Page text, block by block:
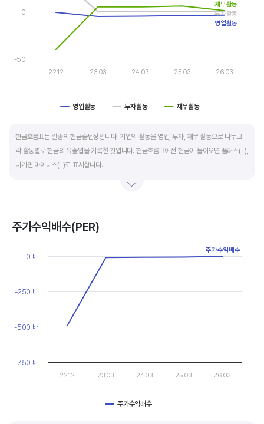
운전자본 회전일수는 매출채권 회전일수 + 재고자산 회전일수 - 매입채무 회전일수로
계산합니다. 매출채권 회전일수는 제품 판매 후 거래처로부터 현금으로 회수하는데 걸리는
일수를 말하며 낮을수록 좋습니다. 재고자산 회전일수는 원재료를 매입해 생산, 판매할
영업활동 투자활동 재무활동
22.12 23.03 24.03 25.03 26.03
-50
0
영업활동
투자활동
재무활동
현금흐름표는 일종의 현금출납장입니다. 기업의 활동을 영업, 투자, 재무 활동으로 나누고
각 활동별로 현금의 유출입을 기록한 것입니다. 현금흐름표에선 현금이 들어오면 플러스(+),
나가면 마이너스(-)로 표시합니다.
투자활동 현금흐름은 기업의 기계 및 공장증설이나 금융자산 거래에서 발생하는
현금유출입을 말합니다. 일반적으로 성장을 위한 투자 집행으로 현금이 유출되기 때문에
재무활동 현금흐름은 증자, 차입, 배당을 통해 발생하는 현금유출입을 뜻합니다.
영업활동으로 충분한 현금을 벌고 있는 기업은 금융기관의 차입금을 갚고, 배당을 지급하는
등 현금이 유출되기 때문에 마이너스(-)를 기록합니다.
현금흐름 플러스(+), 투자활동 현금흐름 마이너스(-), 재무활동 현금흐름이 마이너스(-)가
주가수익배수(PER)
Chart
Line chart with 5 data points.
View as data table, Chart
The chart has 1 X axis displaying categories.
The chart has 1 Y axis displaying values. Data ranges from -
주가수익배수
22.12 23.03 24.03 25.03 26.03
-750 배
-500 배
-250 배
0 배
주가수익배수